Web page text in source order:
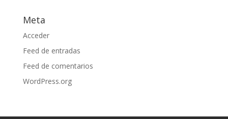
Meta
Acceder
Feed de entradas
Feed de comentarios
WordPress.org